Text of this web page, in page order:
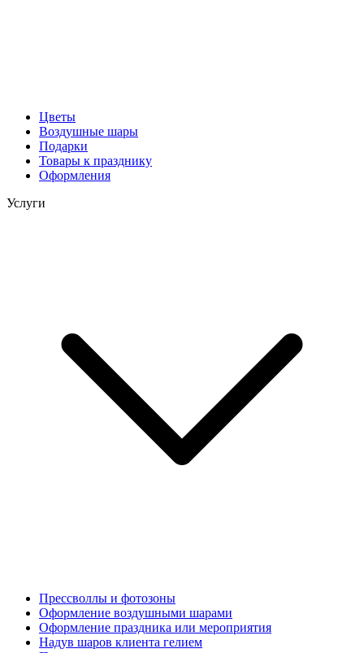
Цветы
Воздушные шары
Подарки
Товары к празднику
Оформления
Услуги
Прессволлы и фотозоны
Оформление воздушными шарами
Оформление праздника или мероприятия
Надув шаров клиента гелием